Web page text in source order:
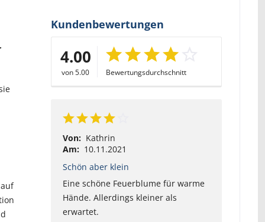
Kundenbewertungen
4.00
von 5.00 Bewertungsdurchschnitt
Von: Kathrin
Am: 10.11.2021
Schön aber klein
Eine schöne Feuerblume für warme
Hände. Allerdings kleiner als
erwartet.